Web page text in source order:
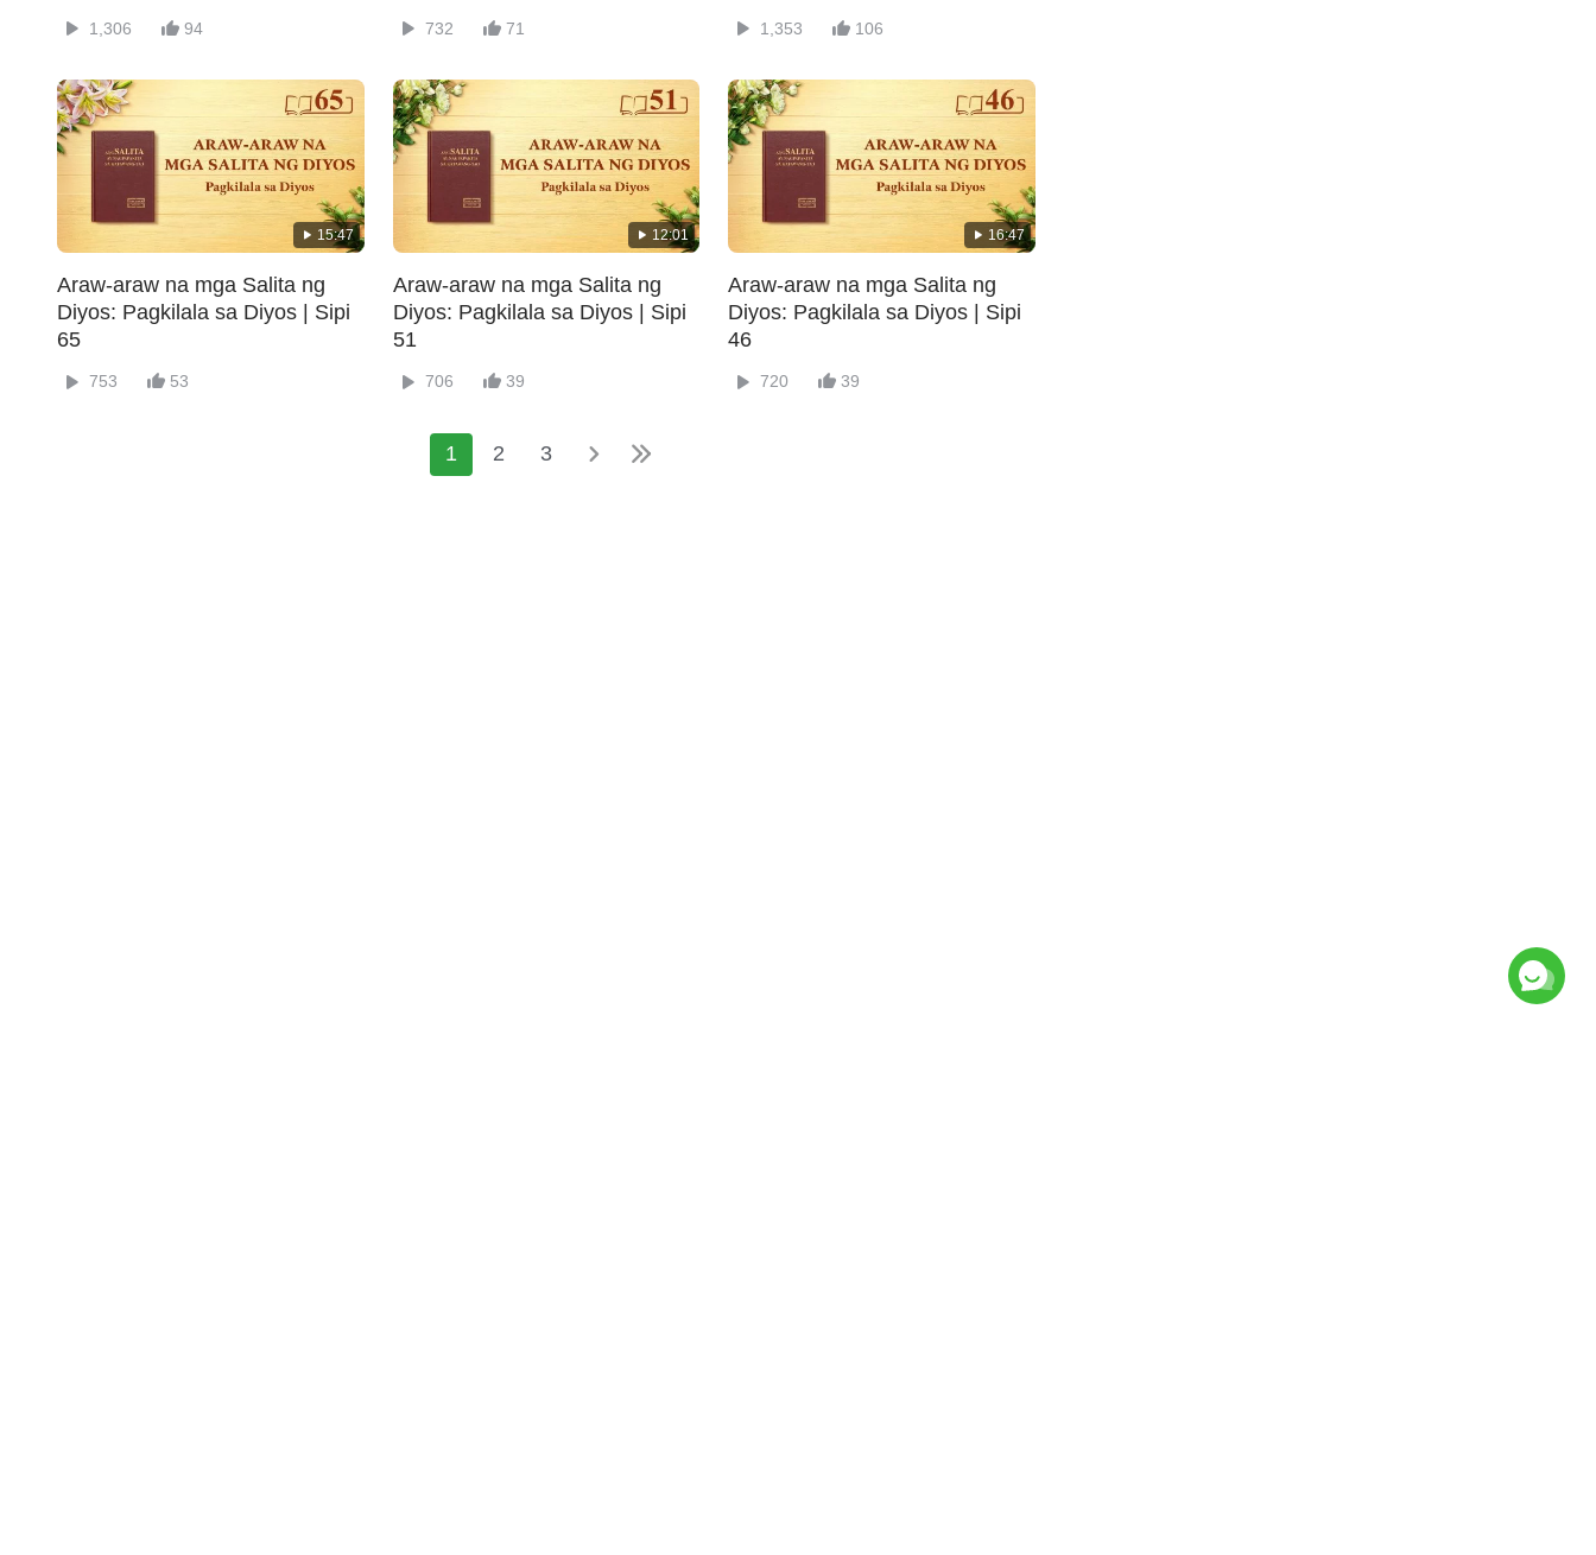
1,306 94 732 71 1,353 106
15:47
Araw-araw na mga Salita ng
Diyos: Pagkilala sa Diyos | Sipi
65
753 53
12:01
Araw-araw na mga Salita ng
Diyos: Pagkilala sa Diyos | Sipi
51
706 39
16:47
Araw-araw na mga Salita ng
Diyos: Pagkilala sa Diyos | Sipi
46
720 39
1 2 3